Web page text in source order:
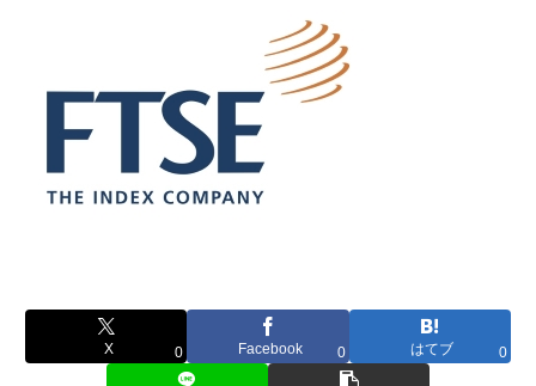
X 0 Facebook 0 はてブ 0